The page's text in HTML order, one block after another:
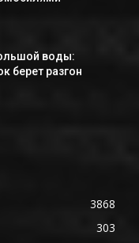
воды:
берет разгон
3868
303